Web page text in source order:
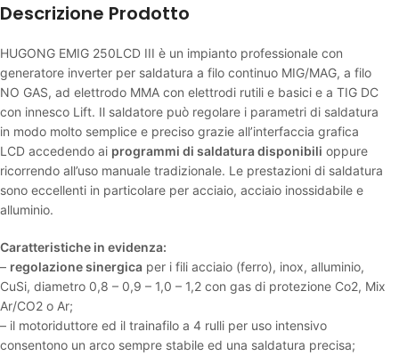
MINOO MIG e TIG.
Descrizione Prodotto
HUGONG EMIG 250LCD III è un impianto professionale con
generatore inverter per saldatura a filo continuo MIG/MAG, a filo
NO GAS, ad elettrodo MMA con elettrodi rutili e basici e a TIG DC
con innesco Lift. Il saldatore può regolare i parametri di saldatura
in modo molto semplice e preciso grazie all’interfaccia grafica
LCD accedendo ai programmi di saldatura disponibili oppure
ricorrendo all’uso manuale tradizionale. Le prestazioni di saldatura
sono eccellenti in particolare per acciaio, acciaio inossidabile e
alluminio.
Caratteristiche in evidenza:
– regolazione sinergica per i fili acciaio (ferro), inox, alluminio,
CuSi, diametro 0,8 – 0,9 – 1,0 – 1,2 con gas di protezione Co2, Mix
Ar/CO2 o Ar;
– il motoriduttore ed il trainafilo a 4 rulli per uso intensivo
consentono un arco sempre stabile ed una saldatura precisa;